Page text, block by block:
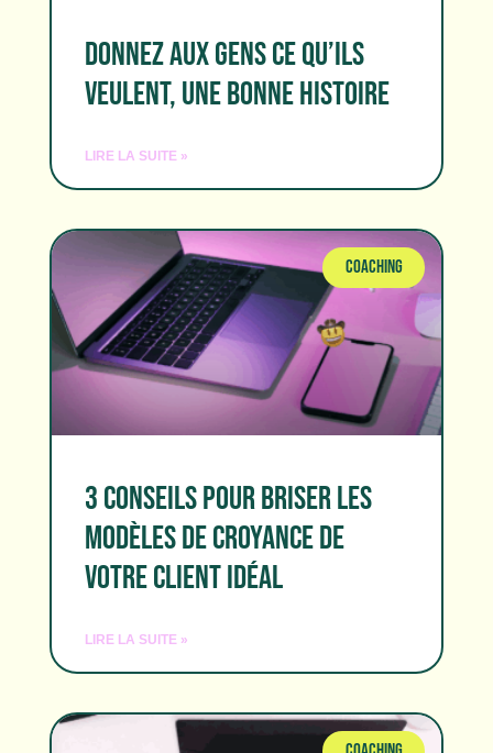
DONNEZ AUX GENS CE QU’ILS
VEULENT, UNE BONNE HISTOIRE
LIRE LA SUITE »
COACHING
3 CONSEILS POUR BRISER LES
MODÈLES DE CROYANCE DE
VOTRE CLIENT IDÉAL
LIRE LA SUITE »